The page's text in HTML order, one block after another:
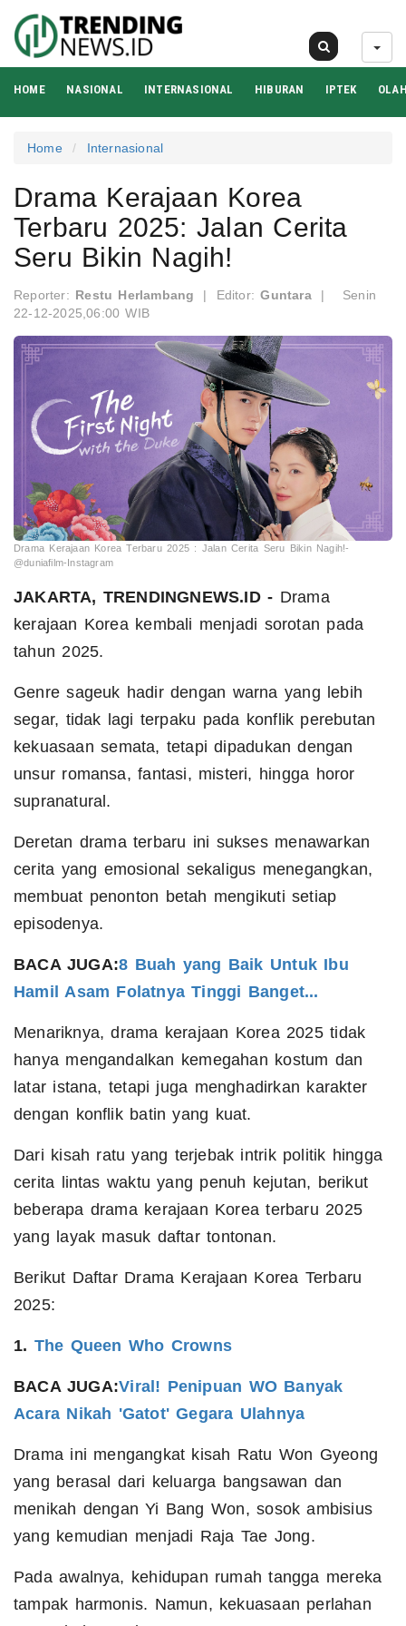
HOME NASIONAL INTERNASIONAL HIBURAN IPTEK
Home Internasional
Drama Kerajaan Korea
Terbaru 2025: Jalan Cerita
Seru Bikin Nagih!
Reporter: Restu Herlambang | Editor:Guntara |
Senin
22-12-2025,06:00 WIB
Drama Kerajaan Korea Terbaru 2025 : Jalan Cerita Seru Bikin Nagih!-
@duniafilm-Instagram
JAKARTA, TRENDINGNEWS.ID - Drama
kerajaan Korea kembali menjadi sorotan pada
tahun 2025.
Genre sageuk hadir dengan warna yang lebih
segar, tidak lagi terpaku pada konflik perebutan
kekuasaan semata, tetapi dipadukan dengan
unsur romansa, fantasi, misteri, hingga horor
supranatural.
Deretan drama terbaru ini sukses menawarkan
cerita yang emosional sekaligus menegangkan,
membuat penonton betah mengikuti setiap
episodenya.
BACA JUGA:8 Buah yang Baik Untuk Ibu
Hamil Asam Folatnya Tinggi Banget...
Menariknya, drama kerajaan Korea 2025 tidak
hanya mengandalkan kemegahan kostum dan
latar istana, tetapi juga menghadirkan karakter
dengan konflik batin yang kuat.
Dari kisah ratu yang terjebak intrik politik hingga
cerita lintas waktu yang penuh kejutan, berikut
beberapa drama kerajaan Korea terbaru 2025
yang layak masuk daftar tontonan.
Berikut Daftar Drama Kerajaan Korea Terbaru
2025:
1. The Queen Who Crowns
BACA JUGA:Viral! Penipuan WO Banyak
Acara Nikah 'Gatot' Gegara Ulahnya
Drama ini mengangkat kisah Ratu Won Gyeong
yang berasal dari keluarga bangsawan dan
menikah dengan Yi Bang Won, sosok ambisius
yang kemudian menjadi Raja Tae Jong.
Pada awalnya, kehidupan rumah tangga mereka
tampak harmonis. Namun, kekuasaan perlahan